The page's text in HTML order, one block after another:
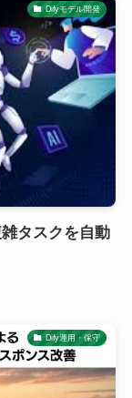
Difyモデル開発
タスクを自動
Dify運用・保守